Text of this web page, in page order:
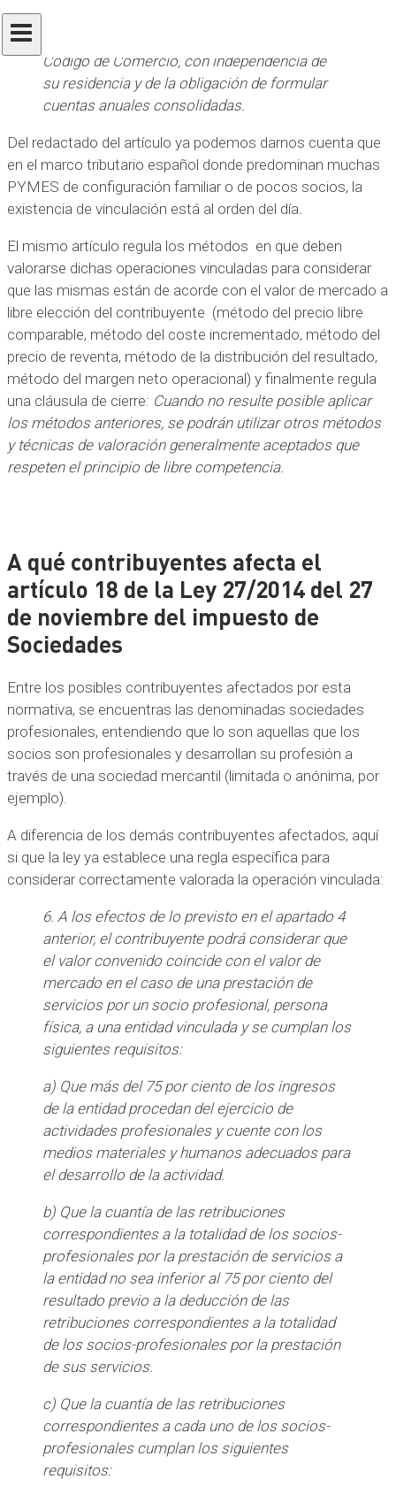
Código de Comercio, con independencia de
su residencia y de la obligación de formular
cuentas anuales consolidadas.
Del redactado del artículo ya podemos darnos cuenta que
en el marco tributario español donde predominan muchas
PYMES de configuración familiar o de pocos socios, la
existencia de vinculación está al orden del día.
El mismo artículo regula los métodos en que deben
valorarse dichas operaciones vinculadas para considerar
que las mismas están de acorde con el valor de mercado a
libre elección del contribuyente (método del precio libre
comparable, método del coste incrementado, método del
precio de reventa, método de la distribución del resultado,
método del margen neto operacional) y finalmente regula
una cláusula de cierre: Cuando no resulte posible aplicar
los métodos anteriores, se podrán utilizar otros métodos
y técnicas de valoración generalmente aceptados que
respeten el principio de libre competencia.
A qué contribuyentes afecta el
artículo 18 de la Ley 27/2014 del 27
de noviembre del impuesto de
Sociedades
Entre los posibles contribuyentes afectados por esta
normativa, se encuentras las denominadas sociedades
profesionales, entendiendo que lo son aquellas que los
socios son profesionales y desarrollan su profesión a
través de una sociedad mercantil (limitada o anónima, por
ejemplo).
A diferencia de los demás contribuyentes afectados, aquí
si que la ley ya establece una regla específica para
considerar correctamente valorada la operación vinculada:
6. A los efectos de lo previsto en el apartado 4
anterior, el contribuyente podrá considerar que
el valor convenido coincide con el valor de
mercado en el caso de una prestación de
servicios por un socio profesional, persona
física, a una entidad vinculada y se cumplan los
siguientes requisitos:
a) Que más del 75 por ciento de los ingresos
de la entidad procedan del ejercicio de
actividades profesionales y cuente con los
medios materiales y humanos adecuados para
el desarrollo de la actividad.
b) Que la cuantía de las retribuciones
correspondientes a la totalidad de los socios-
profesionales por la prestación de servicios a
la entidad no sea inferior al 75 por ciento del
resultado previo a la deducción de las
retribuciones correspondientes a la totalidad
de los socios-profesionales por la prestación
de sus servicios.
c) Que la cuantía de las retribuciones
correspondientes a cada uno de los socios-
profesionales cumplan los siguientes
requisitos: